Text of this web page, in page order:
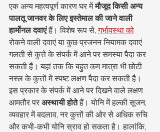
एक अन्य महत्वपूर्ण कारण घर में मौजूद किसी अन्य
पालतू जानवर के लिए इस्तेमाल की जाने वाली
हार्मोनल दवाएं हैं। विशेष रूप से, गर्भावस्था को
रोकने वाली दवाएं या कुछ प्रजनन नियामक दवाएं
गलती से कुत्ते के संपर्क में आने पर समस्या पैदा कर
सकती हैं। यहां तक कि बहुत कम मात्रा भी छोटी
नस्ल के कुत्तों में स्पष्ट लक्षण पैदा कर सकती है।
इस प्रकार के संपर्क में आने पर दिखने वाले लक्षण
आमतौर पर अस्थायी होते हैं। योनि में हल्की सूजन,
व्यवहार में बदलाव, नर कुत्तों की ओर से अधिक रुचि
और कभी-कभी योनि स्राव हो सकता है। हालांकि,